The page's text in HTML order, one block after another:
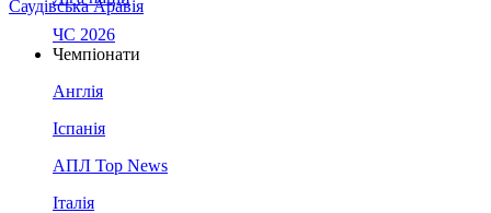
Саудівська Аравія
ЧС 2026
Чемпіонати
Англія
Іспанія
АПЛ Top News
Італія